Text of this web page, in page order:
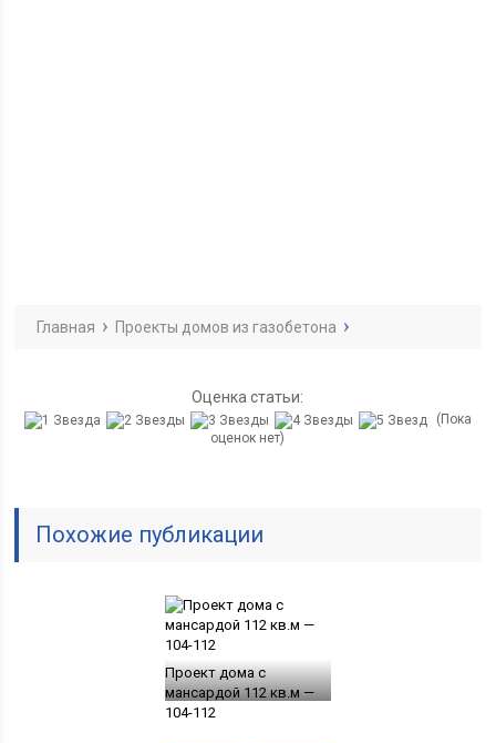
Главная Проекты домов из газобетона
Оценка статьи:
(Пока
оценок нет)
Похожие публикации
Проект дома с
мансардой 112 кв.м —
104-112